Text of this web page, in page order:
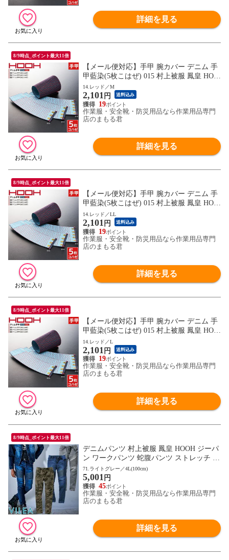
詳細を見る
8/9時点_ポイント最大11倍
【メール便対応】手甲 腕カバー デニム 手
甲藍染(5枚こはぜ) 015 村上被服 鳳皇 HOO
H 綿100％ カジュアル お祭り用品 太鼓 衣
装 祭 丈夫 鳶 作業用 作業 秋冬 通年 小さい
サイズ かっこいい おしゃれ
14.レッド／M
2,101 円 送料込み
19
作業服・安全靴・防災用品なら作業用品専門
店のまもる君
詳細を見る
8/9時点_ポイント最大11倍
【メール便対応】手甲 腕カバー デニム 手
甲藍染(5枚こはぜ) 015 村上被服 鳳皇 HOO
H 綿100％ カジュアル お祭り用品 太鼓 衣
装 祭 丈夫 鳶 作業用 作業 秋冬 通年 小さい
サイズ かっこいい おしゃれ
14.レッド／LL
2,101 円 送料込み
19
作業服・安全靴・防災用品なら作業用品専門
店のまもる君
詳細を見る
8/9時点_ポイント最大11倍
【メール便対応】手甲 腕カバー デニム 手
甲藍染(5枚こはぜ) 015 村上被服 鳳皇 HOO
H 綿100％ カジュアル お祭り用品 太鼓 衣
装 祭 丈夫 鳶 作業用 作業 秋冬 通年 小さい
サイズ かっこいい おしゃれ
14.レッド／L
2,101 円 送料込み
19
作業服・安全靴・防災用品なら作業用品専門
店のまもる君
詳細を見る
8/9時点_ポイント最大11倍
デニムパンツ 村上被服 鳳皇 HOOH ジーパ
ン ワークパンツ 蛇腹パンツ ストレッチ 綿
おしゃれ 人気 安い かっこいい おすすめ
作業着 作業服 作業ズボン ジーンズ メンズ
ワーク マン 通年 秋冬 オールシーズン グ
レー ミリタリー 1804
71.ライトグレー／4L(100cm)
5,001 円
45
作業服・安全靴・防災用品なら作業用品専門
店のまもる君
詳細を見る